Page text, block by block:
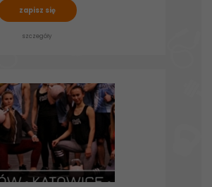
zapisz się
szczegóły